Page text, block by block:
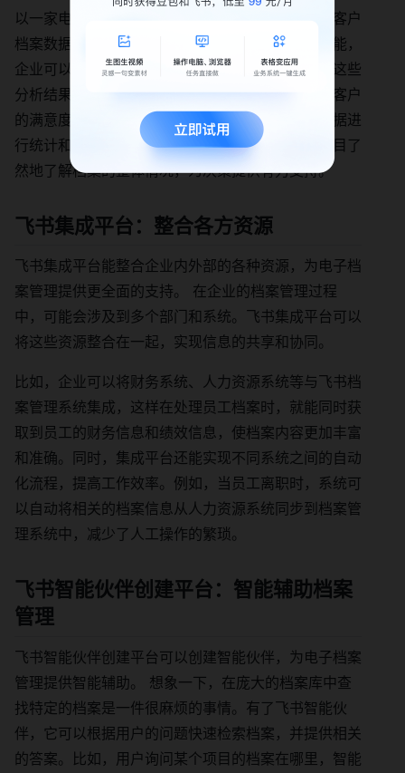
以一家电商企业为例，该企业使用飞书电子表格对客户
档案数据进行分析。通过电子表格的函数和图表功能，
企业可以分析客户的购买行为、偏好等信息。根据这些
分析结果，企业可以制定更精准的营销策略，提高客户
的满意度和忠诚度。同时，电子表格还能对档案数据进
行统计和汇总，生成直观的报表，让企业管理者一目了
然地了解档案的整体情况，为决策提供有力支持。
飞书集成平台：整合各方资源
飞书集成平台能整合企业内外部的各种资源，为电子档
案管理提供更全面的支持。 在企业的档案管理过程
中，可能会涉及到多个部门和系统。飞书集成平台可以
将这些资源整合在一起，实现信息的共享和协同。
比如，企业可以将财务系统、人力资源系统等与飞书档
案管理系统集成，这样在处理员工档案时，就能同时获
取到员工的财务信息和绩效信息，使档案内容更加丰富
和准确。同时，集成平台还能实现不同系统之间的自动
化流程，提高工作效率。例如，当员工离职时，系统可
以自动将相关的档案信息从人力资源系统同步到档案管
理系统中，减少了人工操作的繁琐。
飞书智能伙伴创建平台：智能辅助档案
管理
飞书智能伙伴创建平台可以创建智能伙伴，为电子档案
管理提供智能辅助。 想象一下，在庞大的档案库中查
找特定的档案是一件很麻烦的事情。有了飞书智能伙
伴，它可以根据用户的问题快速检索档案，并提供相关
的答案。比如，用户询问某个项目的档案在哪里，智能